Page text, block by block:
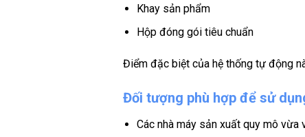
Khay sản phẩm
Hộp đóng gói tiêu chuẩn
Điểm đặc biệt của hệ thống tự động
Đối tượng phù hợp để sử
Các nhà máy sản xuất quy mô vừa